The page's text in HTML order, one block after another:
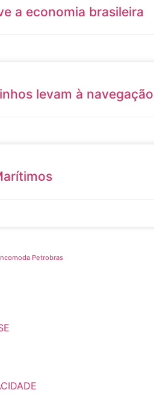
a economia brasileira
levam à navegação
Petrobras